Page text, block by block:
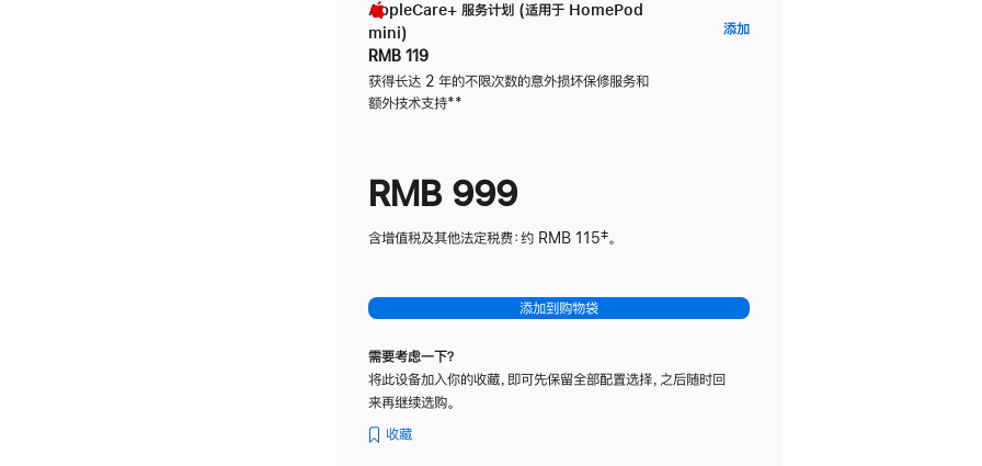
AppleCare+ 服务计划 (适用于 HomePod
mini)
RMB 119
获得长达 2 年的不限次数的意外损坏保修服务和
额外技术支持脚
**
添加AppleCare+
RMB 999
含增值税及其他法定税费：约 RMB 115‡。
添加到购物袋
需要考虑一下？
将此设备加入你的收藏，即可先保留全部配置选择，之后随时回
来再继续选购。
收藏